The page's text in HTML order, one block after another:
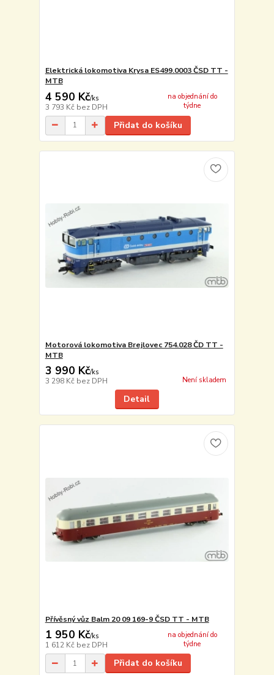
Elektrická lokomotiva Krysa ES499.0003 ČSD TT -
MTB
4 590 Kč/ks
3 793 Kč bez DPH
na objednání do
týdne
Přidat do košíku
Motorová lokomotiva Brejlovec 754.028 ČD TT -
MTB
3 990 Kč/ks
3 298 Kč bez DPH Není skladem
Detail
Přívěsný vůz Balm 20 09 169-9 ČSD TT - MTB
1 950 Kč/ks
1 612 Kč bez DPH
na objednání do
týdne
Přidat do košíku